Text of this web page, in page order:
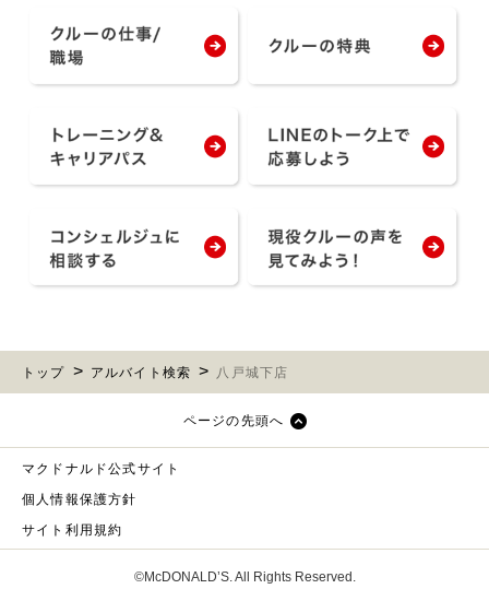
トップ アルバイト検索 八戸城下店
ページの先頭へ
マクドナルド公式サイト
個人情報保護方針
サイト利用規約
©McDONALD’S. All Rights Reserved.